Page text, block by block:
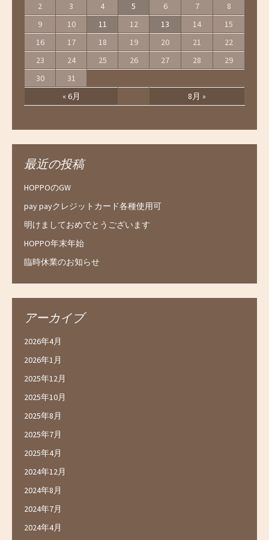
« 6月 8月 »
2
3 4 5 6 7
8
9
10 11 12 13 14
15
16
17 18 19 20 21
22
23
24 25 26 27 28
29
30
31
最近の投稿
HOPPOのGW
pay payクレジットカード各種使用可
明けましておめでとうございます
HOPPO年末年始
臨時休業のお知らせ
アーカイブ
2026年4月
2026年1月
2025年12月
2025年10月
2025年8月
2025年7月
2025年4月
2024年12月
2024年8月
2024年7月
2024年4月